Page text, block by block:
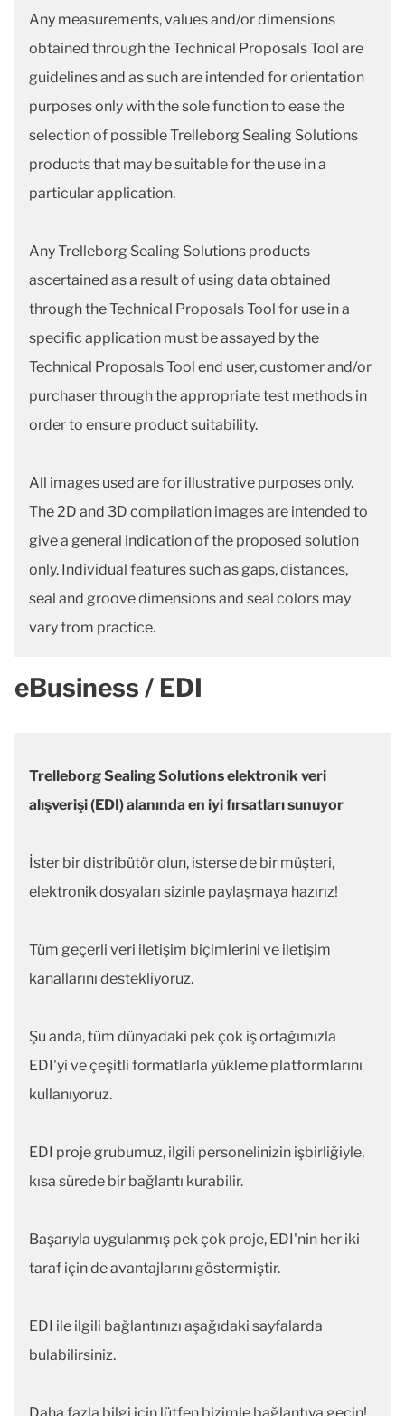
Any measurements, values and/or dimensions
obtained through the Technical Proposals Tool are
guidelines and as such are intended for orientation
purposes only with the sole function to ease the
selection of possible Trelleborg Sealing Solutions
products that may be suitable for the use in a
particular application.
Any Trelleborg Sealing Solutions products
ascertained as a result of using data obtained
through the Technical Proposals Tool for use in a
specific application must be assayed by the
Technical Proposals Tool end user, customer and/or
purchaser through the appropriate test methods in
order to ensure product suitability.
All images used are for illustrative purposes only.
The 2D and 3D compilation images are intended to
give a general indication of the proposed solution
only. Individual features such as gaps, distances,
seal and groove dimensions and seal colors may
vary from practice.
eBusiness / EDI
Trelleborg Sealing Solutions elektronik veri
alışverişi (EDI) alanında en iyi fırsatları sunuyor
İster bir distribütör olun, isterse de bir müşteri,
elektronik dosyaları sizinle paylaşmaya hazırız!
Tüm geçerli veri iletişim biçimlerini ve iletişim
kanallarını destekliyoruz.
Şu anda, tüm dünyadaki pek çok iş ortağımızla
EDI'yi ve çeşitli formatlarla yükleme platformlarını
kullanıyoruz.
EDI proje grubumuz, ilgili personelinizin işbirliğiyle,
kısa sürede bir bağlantı kurabilir.
Başarıyla uygulanmış pek çok proje, EDI'nin her iki
taraf için de avantajlarını göstermiştir.
EDI ile ilgili bağlantınızı aşağıdaki sayfalarda
bulabilirsiniz.